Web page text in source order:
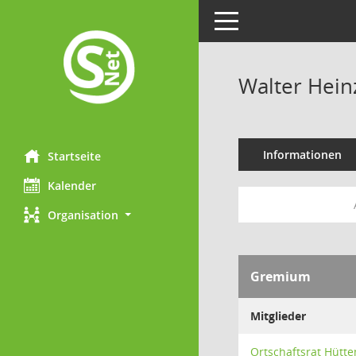
Startseite
Kalender
Organisation
Toggle navigation
Walter
Informationen
Gremium
Mitglieder
Ortschaftsrat